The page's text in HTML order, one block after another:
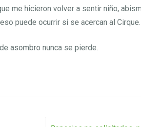
me hicieron volver a sentir niño,
puede ocurrir si se acercan al Cirque.
asombro nunca se pierde.